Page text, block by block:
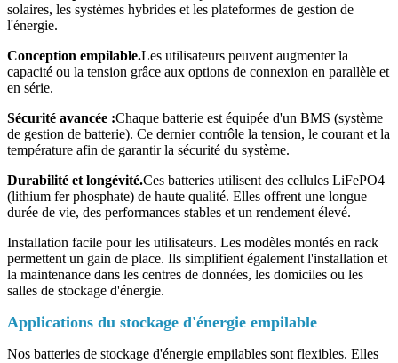
solaires, les systèmes hybrides et les plateformes de gestion de
l'énergie.
Conception empilable.Les utilisateurs peuvent augmenter la
capacité ou la tension grâce aux options de connexion en parallèle et
en série.
Sécurité avancée :Chaque batterie est équipée d'un BMS (système
de gestion de batterie). Ce dernier contrôle la tension, le courant et la
température afin de garantir la sécurité du système.
Durabilité et longévité.Ces batteries utilisent des cellules LiFePO4
(lithium fer phosphate) de haute qualité. Elles offrent une longue
durée de vie, des performances stables et un rendement élevé.
Installation facile pour les utilisateurs. Les modèles montés en rack
permettent un gain de place. Ils simplifient également l'installation et
la maintenance dans les centres de données, les domiciles ou les
salles de stockage d'énergie.
Applications du stockage d'énergie empilable
Nos batteries de stockage d'énergie empilables sont flexibles. Elles